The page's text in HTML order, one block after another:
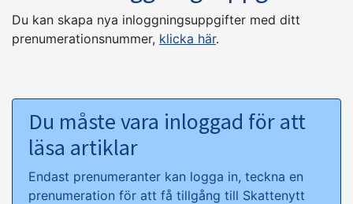
Du kan skapa nya inloggningsuppgifter med ditt
prenumerationsnummer, klicka här.
Du måste vara inloggad för att
läsa artiklar
Endast prenumeranter kan logga in, teckna en
prenumeration för att få tillgång till Skattenytt